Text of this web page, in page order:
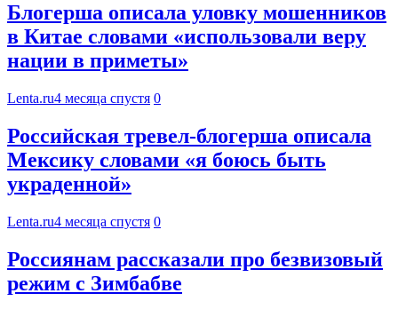
Блогерша описала уловку мошенников
в Китае словами «использовали веру
нации в приметы»
Lenta.ru4 месяца спустя 0
Российская тревел-блогерша описала
Мексику словами «я боюсь быть
украденной»
Lenta.ru4 месяца спустя 0
Россиянам рассказали про безвизовый
режим с Зимбабве